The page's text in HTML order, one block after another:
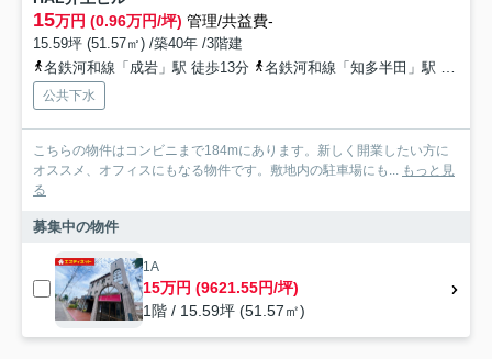
15万円 (0.96万円/坪) 管理/共益費-
15.59坪 (51.57㎡) /築40年 /3階建
名鉄河和線「成岩」駅 徒歩13分
名鉄河和線「知多半田」駅 徒歩15分
公共下水
こちらの物件はコンビニまで184mにあります。新しく開業したい方に
オススメ、オフィスにもなる物件です。敷地内の駐車場にも...
もっと見
る
募集中の物件
1A
15万円 (9621.55円/坪)
1階 / 15.59坪 (51.57㎡)